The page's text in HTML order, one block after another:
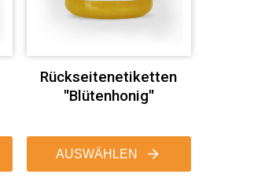
Rückseitenetiketten
"Blütenhonig"
AUSWÄHLEN